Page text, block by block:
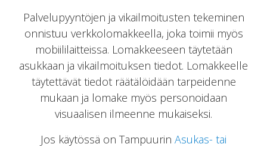
Palvelupyyntöjen ja vikailmoitusten tekeminen
onnistuu verkkolomakkeella, joka toimii myös
mobiililaitteissa. Lomakkeeseen täytetään
asukkaan ja vikailmoituksen tiedot. Lomakkeelle
täytettävät tiedot räätälöidään tarpeidenne
mukaan ja lomake myös personoidaan
visuaalisen ilmeenne mukaiseksi.
Jos käytössä on Tampuurin Asukas- tai